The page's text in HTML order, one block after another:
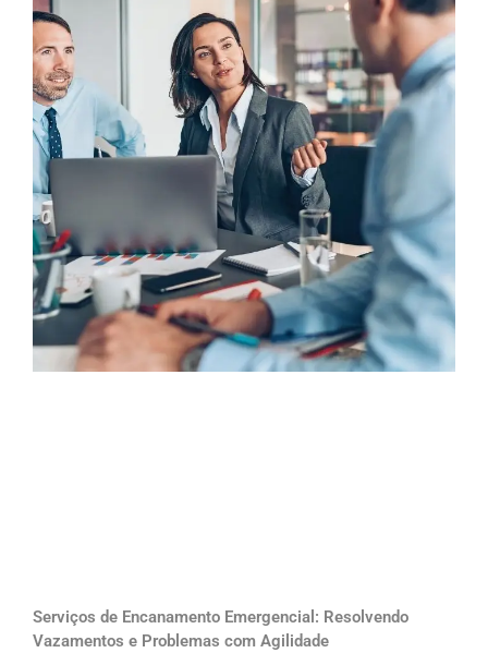
Serviços de Encanamento Emergencial: Resolvendo
Vazamentos e Problemas com Agilidade